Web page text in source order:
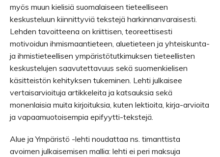
myös muun kielisiä suomalaiseen tieteelliseen
keskusteluun kiinnittyviä tekstejä harkinnanvaraisesti.
Lehden tavoitteena on kriittisen, teoreettisesti
motivoidun ihmismaantieteen, aluetieteen ja yhteiskunta-
ja ihmistieteellisen ympäristötutkimuksen tieteellisten
keskustelujen saavutettavuus sekä suomenkielisen
käsitteistön kehityksen tukeminen. Lehti julkaisee
vertaisarvioituja artikkeleita ja katsauksia sekä
monenlaisia muita kirjoituksia, kuten lektioita, kirja-arvioita
ja vapaamuotoisempia epifyytti-tekstejä.
Alue ja Ympäristö -lehti noudattaa ns. timanttista
avoimen julkaisemisen mallia: lehti ei peri maksuja